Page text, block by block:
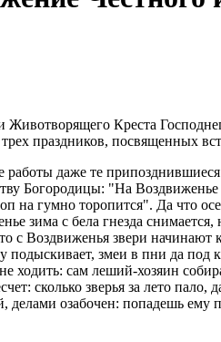
Креста
праздников, посвященных
даже те припозднившиеся
Богородицы: "На Воздвиженье
на гумно торопится". Да что
зима с бела гнезда снимается,
с Воздвиженья звери начинают
подыскивает, змеи в пни да под
ходить: сам леший-хозяин
сколько зверья за лето пало,
делами озабочен: попадешь ему